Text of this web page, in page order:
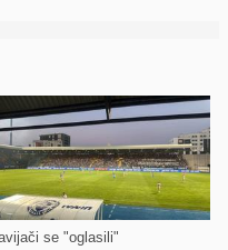
se "oglasili"